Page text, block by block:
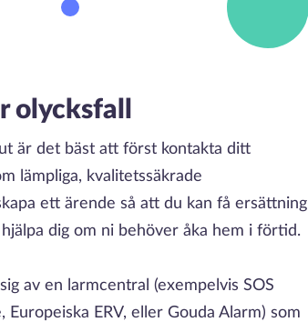
olycksfall
är det bäst att först kontakta ditt
lämpliga, kvalitetssäkrade
ett ärende så att du kan få ersättning
dig om ni behöver åka hem i förtid.
av en larmcentral (exempelvis SOS
Europeiska ERV, eller Gouda Alarm) som